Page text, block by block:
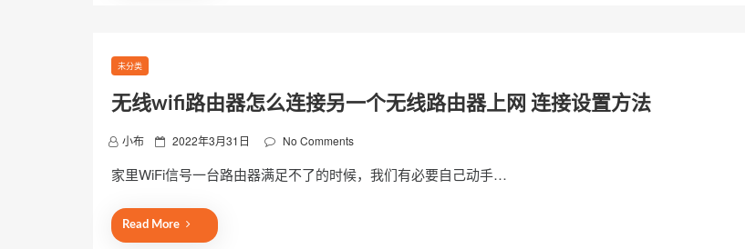
未分类
无线wifi路由器怎么连接另一个无线路由器上网 连接设置方法
小布
P
s
e
d
2022年3月31日 No Comments
家里WiFi信号一台路由器满足不了的时候，我们有必要自己动手…
Read More